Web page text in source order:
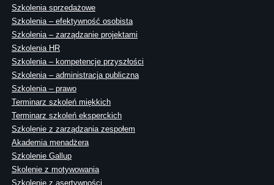
Szkolenia sprzedażowe
Szkolenia – efektywność osobista
Szkolenia – zarządzanie projektami
Szkolenia HR
Szkolenia – kompetencje przyszłości
Szkolenia – administracja publiczna
Szkolenia – prawo
Terminarz szkoleń miękkich
Terminarz szkoleń eksperckich
Szkolenie z zarządzania zespołem
Akademia menadżera
Szkolenie Gallup
Skolenie z motywowania
Szkolenie z asertywności